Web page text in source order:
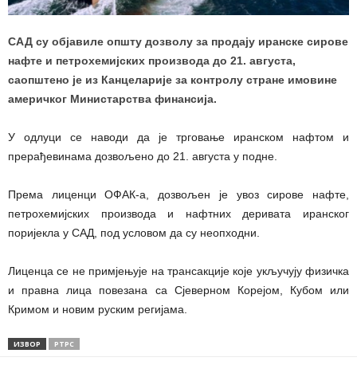
САД су објавиле општу дозволу за продају иранске сирове
нафте и петрохемијских производа до 21. августа,
саопштено је из Канцеларије за контролу стране имовине
америчког Министарства финансија.
У одлуци се наводи да је трговање иранском нафтом и
прерађевинама дозвољено до 21. августа у подне.
Према лиценци ОФАК-а, дозвољен је увоз сирове нафте,
петрохемијских производа и нафтних деривата иранског
поријекла у САД, под условом да су неопходни.
Лиценца се не примјењује на трансакције које укључују физичка
и правна лица повезана са Сјеверном Корејом, Кубом или
Кримом и новим руским регијама.
ИЗВОР РТРС